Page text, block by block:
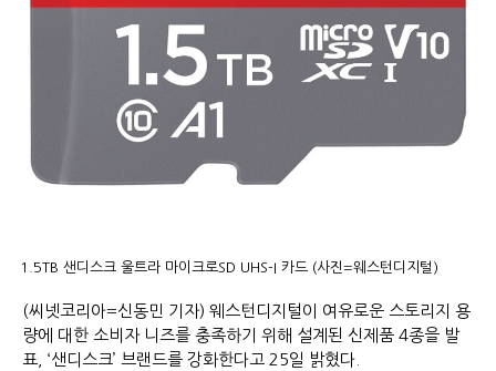
1.5TB 샌디스크 울트라 마이크로SD UHS-I 카드 (사진=웨스턴디지털)
(씨넷코리아=신동민 기자) 웨스턴디지털이 여유로운 스토리지 용
량에 대한 소비자 니즈를 충족하기 위해 설계된 신제품 4종을 발
표, ‘샌디스크’ 브랜드를 강화한다고 25일 밝혔다.